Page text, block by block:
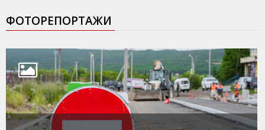
ФОТОРЕПОРТАЖИ